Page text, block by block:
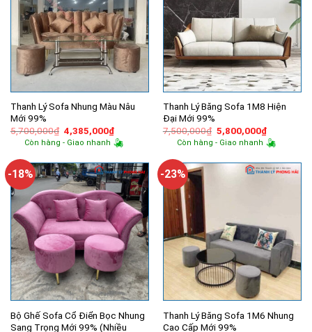
Thanh Lý Sofa Nhung Màu Nâu
Mới 99%
5,700,000₫ Giá
gốc
là:
4,385,000₫Giá
hiện
tại
4,385,000₫.
Còn hàng - Giao nhanh
Thanh Lý Băng Sofa 1M8 Hiện
Đại Mới 99%
7,500,000₫ Giá
gốc
là:
5,800,000₫Giá
hiện
tại
Còn hàng - Giao nhanh
-18%
Bộ Ghế Sofa Cổ Điển Bọc Nhung
Sang Trọng Mới 99% (Nhiều
-23%
Thanh Lý Băng Sofa 1M6 Nhung
Cao Cấp Mới 99%